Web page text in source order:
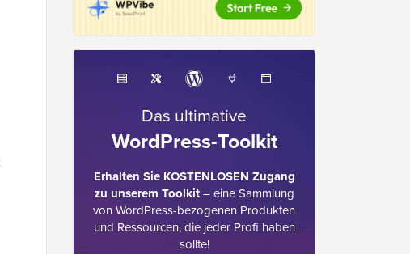
Das ultimative
WordPress-Toolkit
Erhalten Sie KOSTENLOSEN Zugang
zu unserem Toolkit– eine Sammlung
von WordPress-bezogenen Produkten
und Ressourcen, die jeder Profi haben
sollte!